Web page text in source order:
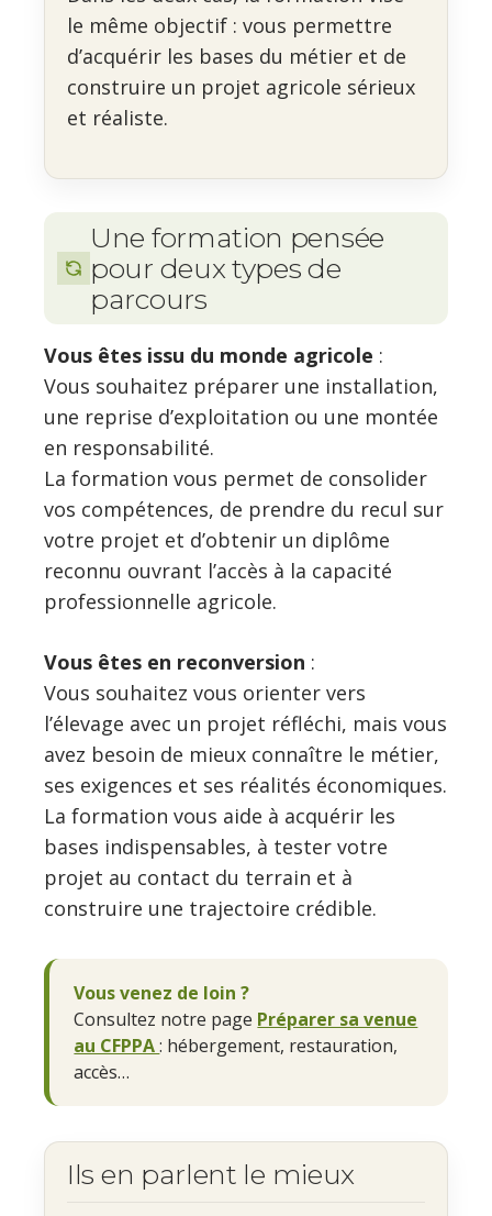
le même objectif : vous permettre
d’acquérir les bases du métier et de
construire un projet agricole sérieux
et réaliste.
Une formation pensée
pour deux types de
parcours
Vous êtes issu du monde agricole :
Vous souhaitez préparer une installation,
une reprise d’exploitation ou une montée
en responsabilité.
La formation vous permet de consolider
vos compétences, de prendre du recul sur
votre projet et d’obtenir un diplôme
reconnu ouvrant l’accès à la capacité
professionnelle agricole.
Vous êtes en reconversion :
Vous souhaitez vous orienter vers
l’élevage avec un projet réfléchi, mais vous
avez besoin de mieux connaître le métier,
ses exigences et ses réalités économiques.
La formation vous aide à acquérir les
bases indispensables, à tester votre
projet au contact du terrain et à
construire une trajectoire crédible.
Vous venez de loin ?
Consultez notre page Préparer sa venue
au CFPPA: hébergement, restauration,
accès…
Ils en parlent le mieux